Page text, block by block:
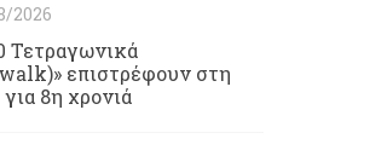
2026
Τετραγωνικά
επιστρέφουν στη
8η χρονιά